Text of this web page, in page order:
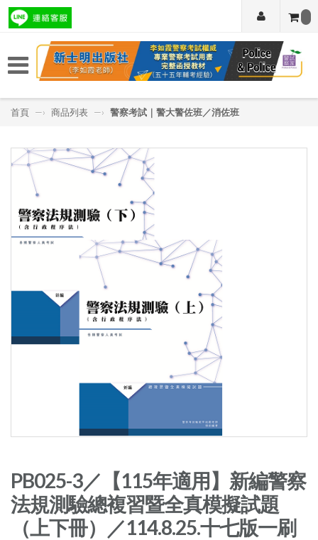
首頁 —› 商品列表 —› 警察考試｜警大警佐班／消佐班
PB025-3／【115年適用】新編警察
法規測驗總複習暨全真模擬試題
（上下冊）／114.8.25.十七版一刷